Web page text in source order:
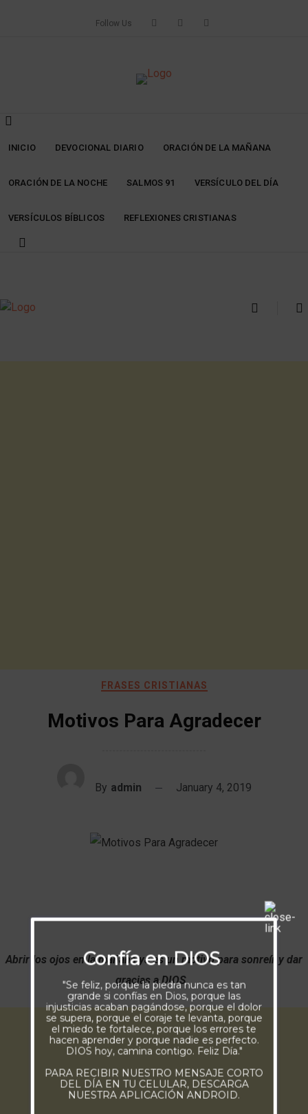
Follow Us
INICIO DEVOCIONAL DIARIO ORACIÓN DE LA MAÑANA
ORACIÓN DE LA NOCHE SALMOS 91 VERSÍCULO DEL DÍA
VERSÍCULOS BÍBLICOS REFLEXIONES CRISTIANAS
FRASES CRISTIANAS
Motivos Para Agradecer
By admin January 4, 2019
Abrir los ojos en la mañana ya es un motivo para sonreír y dar
gracias a DIOS.
Confía en DIOS
"Se feliz, porque la piedra nunca es tan
grande si confías en Dios, porque las
injusticias acaban pagándose, porque el dolor
se supera, porque el coraje te levanta, porque
el miedo te fortalece, porque los errores te
hacen aprender y porque nadie es perfecto.
DIOS hoy, camina contigo. Feliz Día."
PARA RECIBIR NUESTRO MENSAJE CORTO
DEL DÍA EN TU CELULAR, DESCARGA
NUESTRA APLICACIÓN ANDROID.